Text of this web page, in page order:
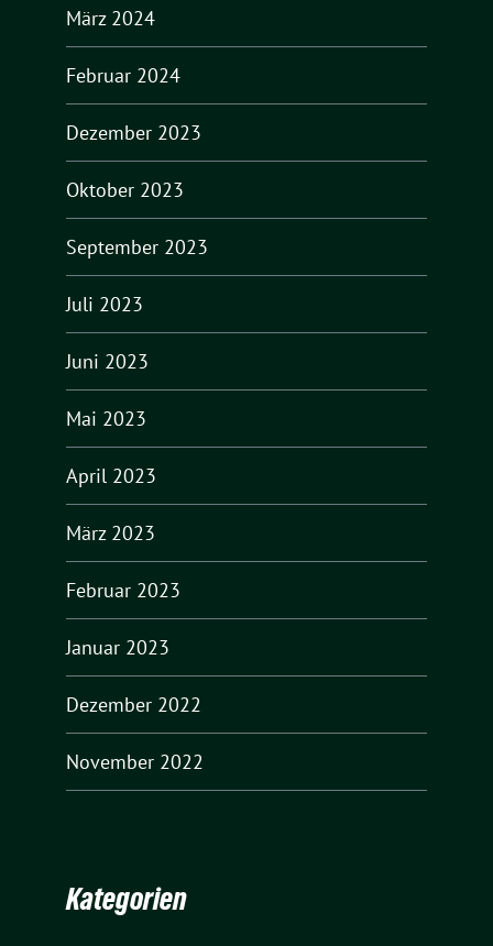
März 2024
Februar 2024
Dezember 2023
Oktober 2023
September 2023
Juli 2023
Juni 2023
Mai 2023
April 2023
März 2023
Februar 2023
Januar 2023
Dezember 2022
November 2022
Kategorien